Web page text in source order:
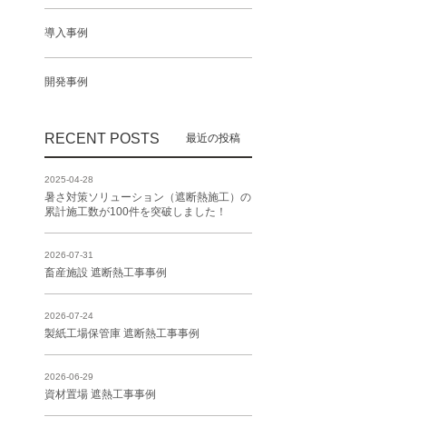
導入事例
開発事例
RECENT POSTS
2025-04-28
暑さ対策ソリューション（遮断熱施工）の
累計施工数が100件を突破しました！
2026-07-31
畜産施設 遮断熱工事事例
2026-07-24
製紙工場保管庫 遮断熱工事事例
2026-06-29
資材置場 遮熱工事事例